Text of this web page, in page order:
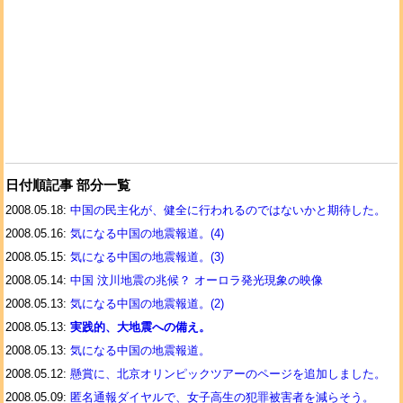
日付順記事 部分一覧
2008.05.18: 中国の民主化が、健全に行われるのではないかと期待した。
2008.05.16: 気になる中国の地震報道。(4)
2008.05.15: 気になる中国の地震報道。(3)
2008.05.14: 中国 汶川地震の兆候？ オーロラ発光現象の映像
2008.05.13: 気になる中国の地震報道。(2)
2008.05.13: 実践的、大地震への備え。
2008.05.13: 気になる中国の地震報道。
2008.05.12: 懸賞に、北京オリンピックツアーのページを追加しました。
2008.05.09: 匿名通報ダイヤルで、女子高生の犯罪被害者を減らそう。